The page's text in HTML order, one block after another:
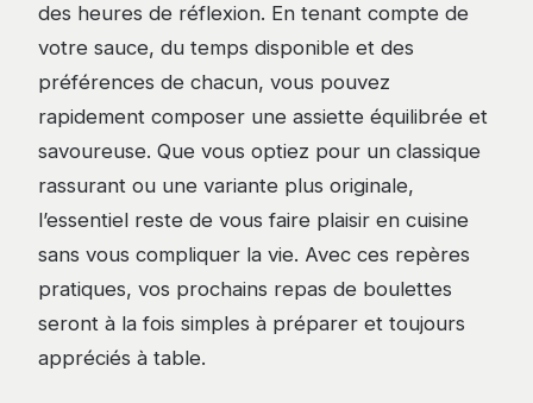
des heures de réflexion. En tenant compte de
votre sauce, du temps disponible et des
préférences de chacun, vous pouvez
rapidement composer une assiette équilibrée et
savoureuse. Que vous optiez pour un classique
rassurant ou une variante plus originale,
l’essentiel reste de vous faire plaisir en cuisine
sans vous compliquer la vie. Avec ces repères
pratiques, vos prochains repas de boulettes
seront à la fois simples à préparer et toujours
appréciés à table.